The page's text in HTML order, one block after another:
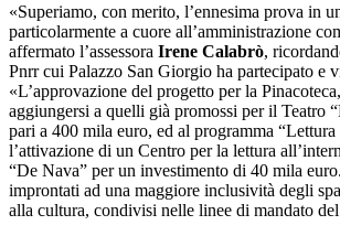
«Superiamo, con merito, l’ennesima prova in
particolarmente a cuore all’amministrazione
affermato l’assessora Irene Calabrò,
Pnrr cui Palazzo San Giorgio ha partecipato e
«L’approvazione del progetto per la
aggiungersi a quelli già promossi per il Teatro
pari a 400 mila euro, ed al programma “Lettura
l’attivazione di un Centro per la lettura
“De Nava” per un investimento di 40 mila
improntati ad una maggiore inclusività degli
alla cultura, condivisi nelle linee di mandato